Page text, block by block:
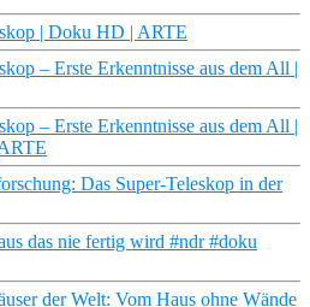
| Doku HD | ARTE
– Erste Erkenntnisse aus dem All |
– Erste Erkenntnisse aus dem All |
Das Super-Teleskop in der
das nie fertig wird #ndr #doku
der Welt: Vom Haus ohne Wände